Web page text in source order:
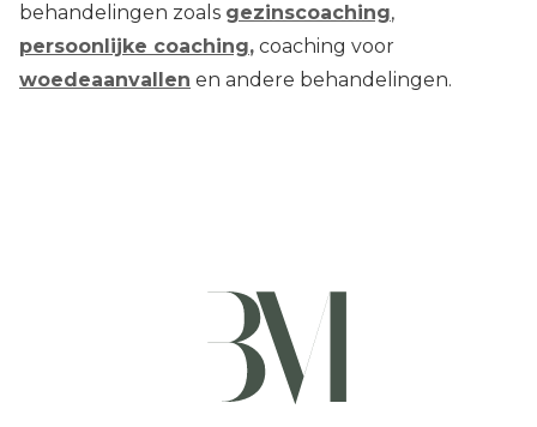
behandelingen zoals gezinscoaching,
persoonlijke coaching, coaching voor
woedeaanvallen en andere behandelingen.